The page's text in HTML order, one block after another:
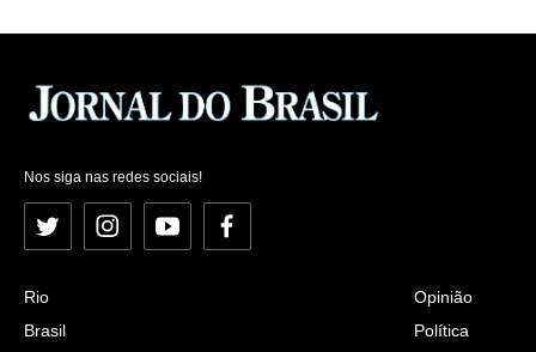
Nos siga nas redes sociais!
Twitter InstagramYouTubeFacebook
Rio
Brasil
Opinião
Política